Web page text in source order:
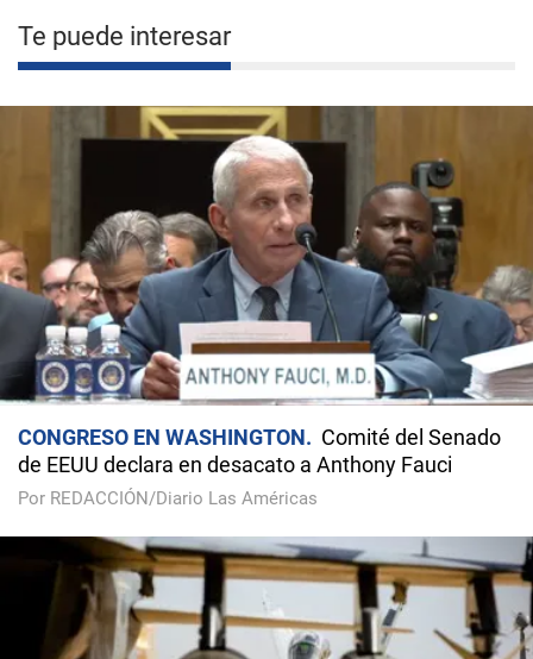
Te puede interesar
CONGRESO EN WASHINGTON
Comité del Senado
de EEUU declara en desacato a Anthony Fauci
Por REDACCIÓN/Diario Las Américas